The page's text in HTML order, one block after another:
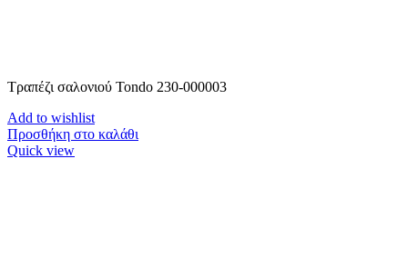
Τραπέζι σαλονιού Tondo 230-000003
Add to wishlist
Προσθήκη στο καλάθι
Quick view